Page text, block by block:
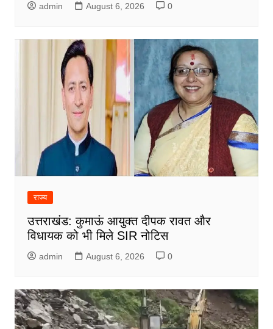
admin August 6, 2026 0
राज्य
उत्तराखंड: कुमाऊं आयुक्त दीपक रावत और
विधायक को भी मिले SIR नोटिस
admin August 6, 2026 0